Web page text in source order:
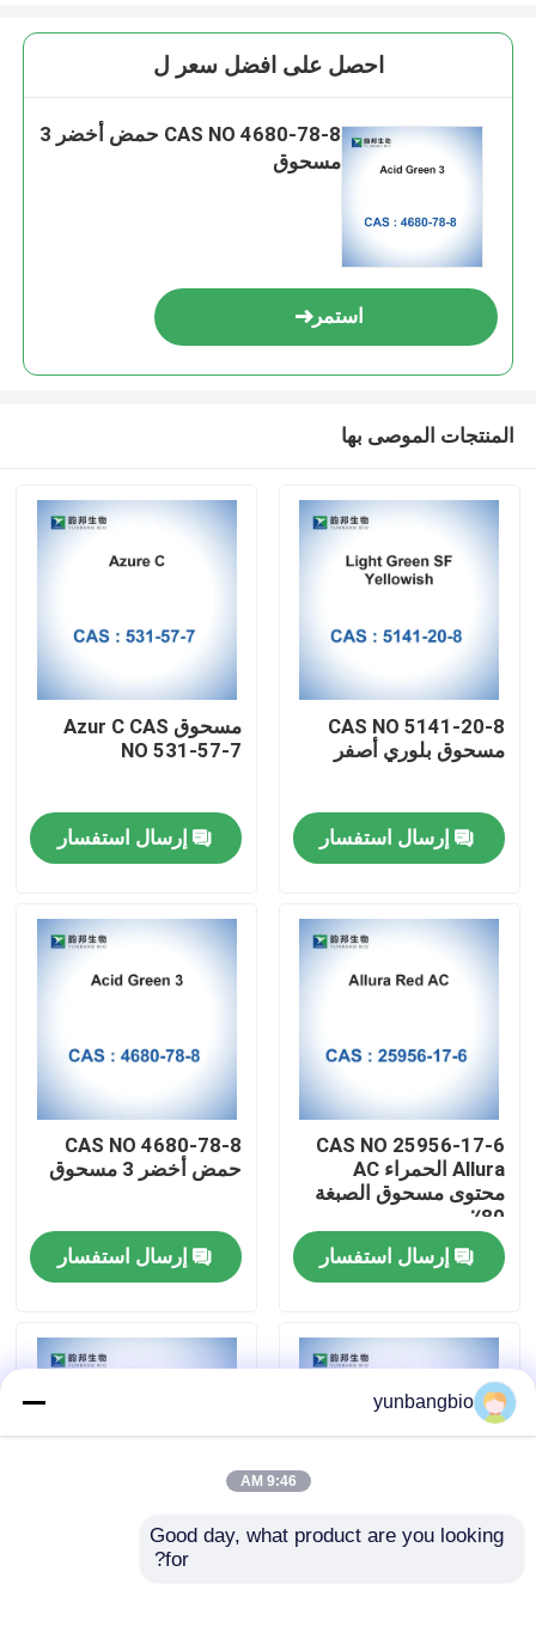
معلومات عنا
جولة في المعمل
مراقبة الجودة
اتصل بنا
أخبار
احصل على افضل سعر ل
CAS NO 4680-78-8 حمض أخضر 3
مسحوق
استمر
المنتجات الموصى بها
CAS NO 5141-20-8
مسحوق بلوري أصفر
إرسال استفسار
مسحوق Azur C CAS
NO 531-57-7
إرسال استفسار
CAS NO 25956-17-6
Allura الحمراء AC
محتوى مسحوق الصبغة
80٪
إرسال استفسار
CAS NO 4680-78-8
حمض أخضر 3 مسحوق
إرسال استفسار
yunbangbio
9:46 AM
Good day, what product are you looking
for?